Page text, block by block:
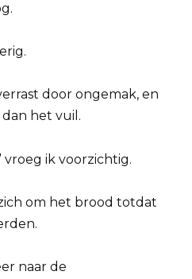
door ongemak, en
het vuil.
vroeg ik voorzichtig.
om het brood totdat
naar de